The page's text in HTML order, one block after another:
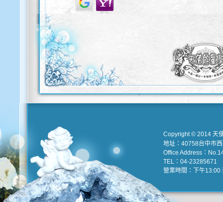
Copyright © 2014 天
地址：40758台中市
Office Address：
TEL：04-23285671
營業時間：下午13:00